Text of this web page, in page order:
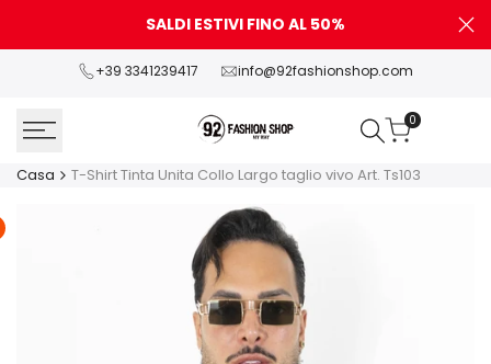
contenuto
SALDI ESTIVI FINO AL 50%
+39 3341239417 info@92fashionshop.com
0
Casa T-Shirt Tinta Unita Collo Largo taglio vivo Art. Ts103